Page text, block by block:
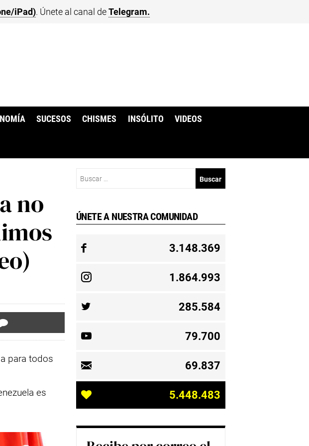
iPad). Únete al canal deTelegram.
SUCESOS CHISMES INSÓLITO VIDEOS
no
para todos
es
ÚNETE A NUESTRA COMUNIDAD
3.148.369
1.864.993
285.584
79.700
69.837
5.448.483